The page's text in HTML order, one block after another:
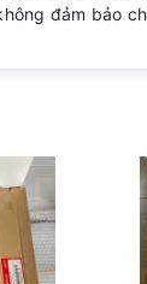
đảm bảo